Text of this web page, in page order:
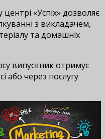
«Успіх» дозволяє
з викладачем,
та домашніх
випускник отримує
або через послугу